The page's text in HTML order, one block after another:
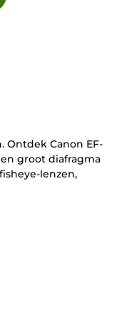
Ontdek Canon EF-
groot diafragma
lenzen,